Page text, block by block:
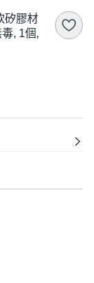
矽膠材
, 1個,